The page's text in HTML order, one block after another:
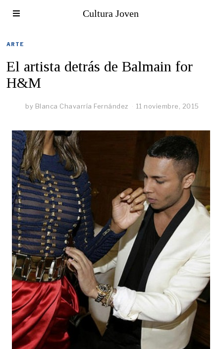
Cultura Joven
ARTE
El artista detrás de Balmain for
H&M
by Blanca Chavarría Fernández 11 noviembre, 2015